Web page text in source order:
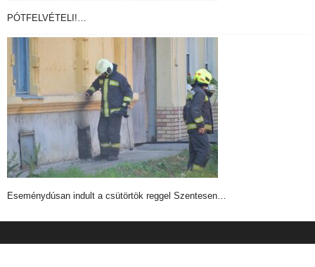
PÓTFELVÉTELI!…
Eseménydúsan indult a csütörtök reggel Szentesen…